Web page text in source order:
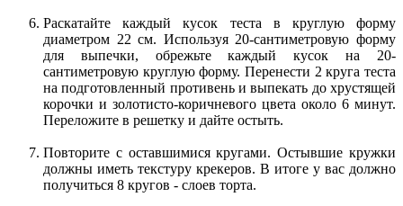
Раскатайте каждый кусок теста в круглую форму
диаметром 22 см. Используя 20-сантиметровую форму
для выпечки, обрежьте каждый кусок на 20-
сантиметровую круглую форму. Перенести 2 круга теста
на подготовленный противень и выпекать до хрустящей
корочки и золотисто-коричневого цвета около 6 минут.
Переложите в решетку и дайте остыть.
Повторите с оставшимися кругами. Остывшие кружки
должны иметь текстуру крекеров. В итоге у вас должно
получиться 8 кругов - слоев торта.